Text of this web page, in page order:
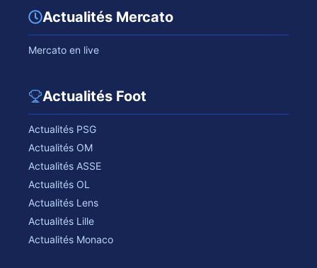
Actualités Mercato
Mercato en live
Actualités Foot
Actualités PSG
Actualités OM
Actualités ASSE
Actualités OL
Actualités Lens
Actualités Lille
Actualités Monaco